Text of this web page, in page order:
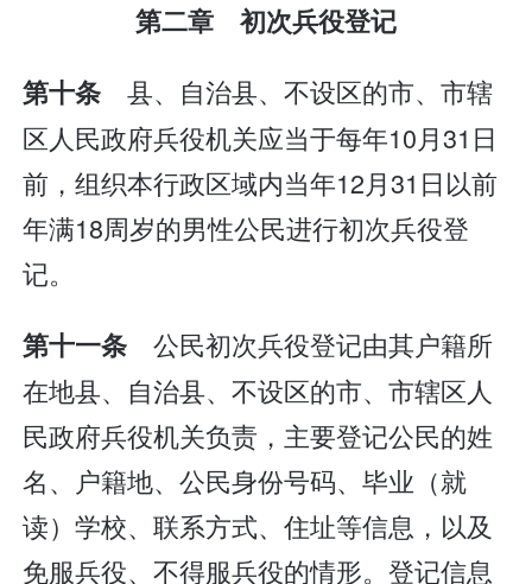
第二章 初次兵役登记
第十条县、自治县、不设区的市、市辖
区人民政府兵役机关应当于每年10月31日
前，组织本行政区域内当年12月31日以前
年满18周岁的男性公民进行初次兵役登
记。
第十一条公民初次兵役登记由其户籍所
在地县、自治县、不设区的市、市辖区人
民政府兵役机关负责，主要登记公民的姓
名、户籍地、公民身份号码、毕业（就
读）学校、联系方式、住址等信息，以及
免服兵役、不得服兵役的情形。登记信息